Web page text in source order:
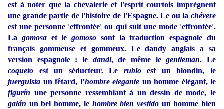
est à noter que la chevalerie et l'esprit courtois imprègnent
une grande partie de l'histoire de l'Espagne. Le ou la chévere
est une personne 'effrontée' ou qui suit une mode 'effrontée'.
La gomosaet legomoso sont la traduction espagnole du
français gommeuse et gommeux. Le dandy anglais a sa
version espagnole : le dandi, de même legentleman. Le
coqueto est un séducteur. Le rubioest un blondin, le
juerguista un fêtard, l’hombre elegante un homme élégant, le
figurín une personne ressemblant à un dessin de mode, le
galán un bel homme, le hombre bien vestidoun homme bien